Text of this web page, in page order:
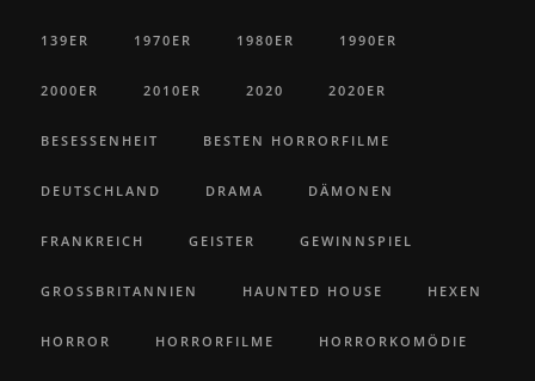
139ER 1970ER 1980ER 1990ER
2000ER 2010ER 2020 2020ER
BESESSENHEIT BESTEN HORRORFILME
DEUTSCHLAND DRAMA DÄMONEN
FRANKREICH GEISTER GEWINNSPIEL
GROSSBRITANNIEN HAUNTED HOUSE HEXEN
HORROR HORRORFILME HORRORKOMÖDIE